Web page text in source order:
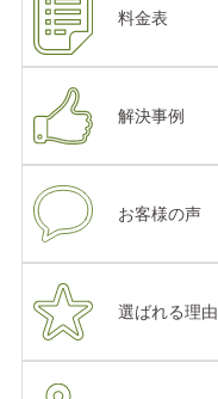
料金表
解決事例
お客様の声
選ばれる理由